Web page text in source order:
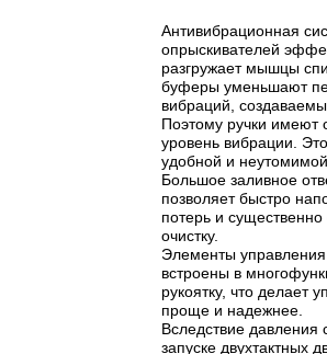
Антивибрационная
опрыскивателей
разгружает мышцы
буферы уменьшают
вибраций,
Поэтому ручки имеют
уровень вибрации.
удобной и
Большое заливное
позволяет быстро
потерь и существенно
очистку.
Элементы управления
встроены в
рукоятку, что делает
проще и надежнее.
Вследствие давления
запуске двухтактных